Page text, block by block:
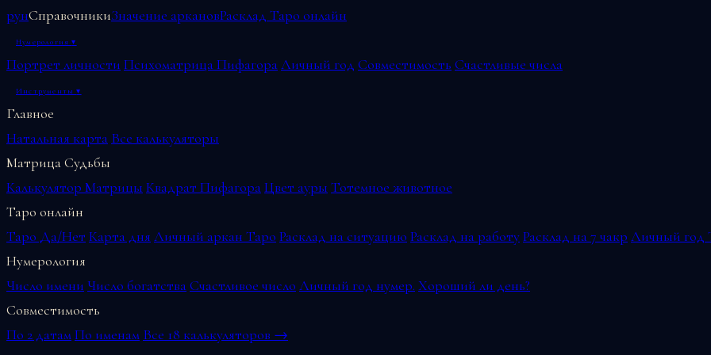
рунСправочникиЗначение аркановРасклад Таро онлайн
Нумерология▾
Портрет личности Психоматрица ПифагораЛичный год Совместимость Счастливые числа
Инструменты▾
Главное
Натальная карта Все калькуляторы
Матрица Судьбы
Калькулятор Матрицы Квадрат ПифагораЦвет ауры Тотемное животное
Таро онлайн
Таро Да/Нет Карта дня Личный аркан Таро Расклад на ситуацию Расклад на работуРасклад на 7 чакр Личный год
Нумерология
Число имени Число богатстваСчастливое число Личный год нумер. Хороший ли день?
Совместимость
По 2 датамПо именам Все 18 калькуляторов →